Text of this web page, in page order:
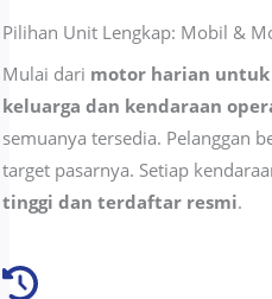
Pilihan Unit Lengkap: Mobil &
Mulai dari motor harian
keluarga dan kendaraan
semuanya tersedia. Pelanggan
target pasarnya. Setiap
tinggi dan terdaftar resmi.